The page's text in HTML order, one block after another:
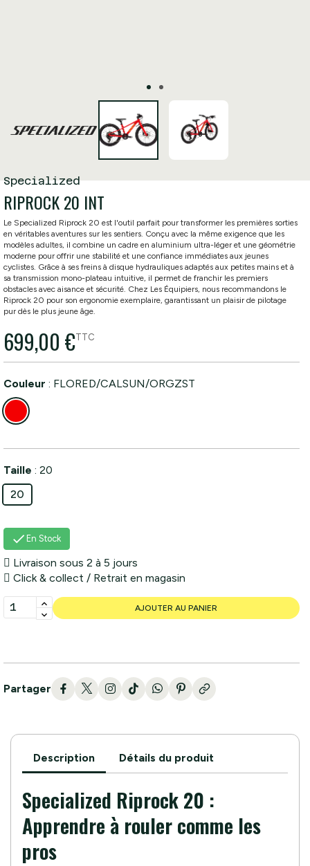
Specialized
RIPROCK 20 INT
Le Specialized Riprock 20 est l'outil parfait pour transformer les premières sorties
en véritables aventures sur les sentiers. Conçu avec la même exigence que les
modèles adultes, il combine un cadre en aluminium ultra-léger et une géométrie
moderne pour offrir une stabilité et une confiance immédiates aux jeunes
cyclistes. Grâce à ses freins à disque hydrauliques adaptés aux petites mains et à
sa transmission mono-plateau intuitive, il permet de franchir les premiers
obstacles avec aisance et sécurité. Chez Les Équipiers, nous recommandons le
Riprock 20 pour son ergonomie exemplaire, garantissant un plaisir de pilotage
pur dès le plus jeune âge.
699,00 €TTC
Couleur : FLORED/CALSUN/ORGZST
Taille : 20
20
 En Stock
Livraison sous 2 à 5 jours
Click & collect / Retrait en magasin
AJOUTER AU PANIER
Partager
Description Détails du produit
Specialized Riprock 20 :
Apprendre à rouler comme les
pros